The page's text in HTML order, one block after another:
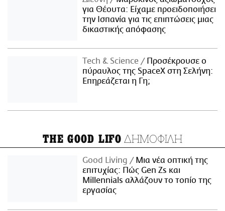
για Θέουτα: Είχαμε προειδοποιήσει
την Ισπανία για τις επιπτώσεις μιας
δικαστικής απόφασης
Τech & Science
Προσέκρουσε ο
πύραυλος της SpaceX στη Σελήνη:
Επηρεάζεται η Γη;
THE GOOD LIFO ΔΗΜΟΦΙΛΗ
Good Living
Μια νέα οπτική της
επιτυχίας: Πώς Gen Zs και
Millennials αλλάζουν το τοπίο της
εργασίας